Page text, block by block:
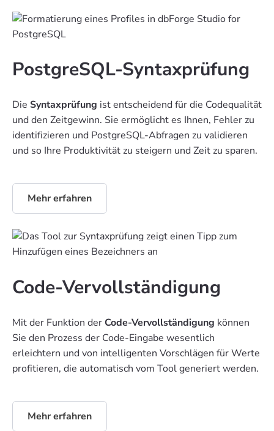
PostgreSQL-Syntaxprüfung
Die Syntaxprüfung ist entscheidend für die Codequalität
und den Zeitgewinn. Sie ermöglicht es Ihnen, Fehler zu
identifizieren und PostgreSQL-Abfragen zu validieren
und so Ihre Produktivität zu steigern und Zeit zu sparen.
Mehr erfahren
Code-Vervollständigung
Mit der Funktion derCode-Vervollständigung können
Sie den Prozess der Code-Eingabe wesentlich
erleichtern und von intelligenten Vorschlägen für Werte
profitieren, die automatisch vom Tool generiert werden.
Mehr erfahren